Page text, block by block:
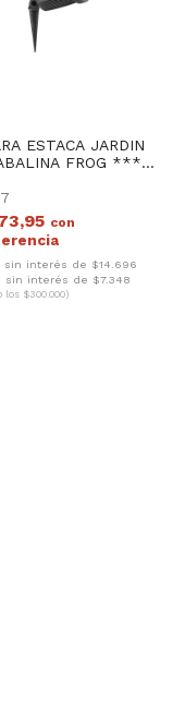
ESTACA JARDIN
FROG ***
con
sin interés de $14.696
sin interés de $7.348
los $300.000)